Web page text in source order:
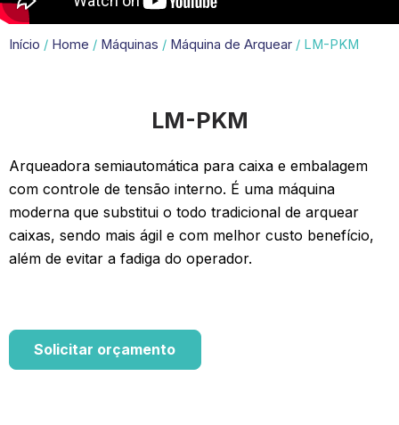
Início / Home / Máquinas / Máquina de Arquear / LM-PKM
LM-PKM
Arqueadora semiautomática para caixa e embalagem
com controle de tensão interno. É uma máquina
moderna que substitui o todo tradicional de arquear
caixas, sendo mais ágil e com melhor custo benefício,
além de evitar a fadiga do operador.
Solicitar orçamento